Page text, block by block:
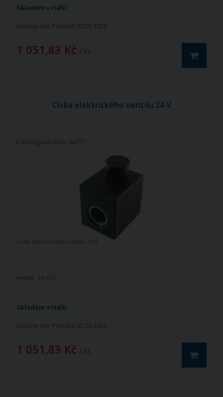
Skladem v Itálii
Můžete mít: Pondělí 07.09.2026
1 051,83 Kč / ks
Cívka elektrického ventilu 24 V
Katalogové číslo: 84777
Skladem v Itálii
Můžete mít: Pondělí 07.09.2026
1 051,83 Kč / ks
Cívka elektrického ventilu 24 V
napětí: 24 VDC